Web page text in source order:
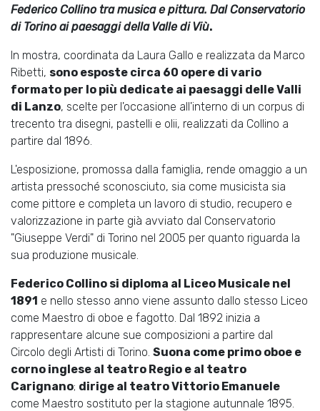
Federico Collino tra musica e pittura. Dal Conservatorio
di Torino ai paesaggi della Valle di Viù.
In mostra, coordinata da Laura Gallo e realizzata da Marco
Ribetti, sono esposte circa 60 opere di vario
formato per lo più dedicate ai paesaggi delle Valli
di Lanzo, scelte per l'occasione all'interno di un corpus di
trecento tra disegni, pastelli e olii, realizzati da Collino a
partire dal 1896.
L'esposizione, promossa dalla famiglia, rende omaggio a un
artista pressoché sconosciuto, sia come musicista sia
come pittore e completa un lavoro di studio, recupero e
valorizzazione in parte già avviato dal Conservatorio
"Giuseppe Verdi" di Torino nel 2005 per quanto riguarda la
sua produzione musicale.
Federico Collino si diploma al Liceo Musicale nel
1891 e nello stesso anno viene assunto dallo stesso Liceo
come Maestro di oboe e fagotto. Dal 1892 inizia a
rappresentare alcune sue composizioni a partire dal
Circolo degli Artisti di Torino. Suona come primo oboe e
corno inglese al teatro Regio e al teatro
Carignano; dirige al teatro Vittorio Emanuele
come Maestro sostituto per la stagione autunnale 1895.